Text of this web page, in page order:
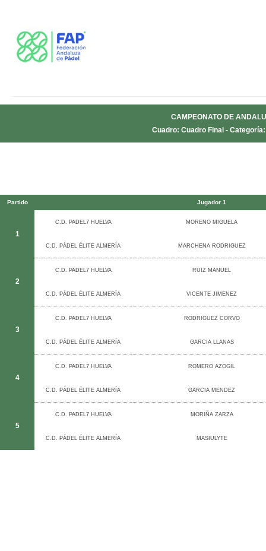
CAMPEONATO DE
Cuadro: Cuadro Final -
Partido Jugador 1
1
C.D. PADEL7 HUELVA MORENO MIGUELA
C.D. PÁDEL ÉLITE ALMERÍA MARCHENA RODRIGUEZ
2
C.D. PADEL7 HUELVA RUIZ MANUEL
C.D. PÁDEL ÉLITE ALMERÍA VICENTE JIMENEZ
3
C.D. PADEL7 HUELVA RODRIGUEZ CORVO
C.D. PÁDEL ÉLITE ALMERÍA GARCIA LLANAS
4
C.D. PADEL7 HUELVA ROMERO AZOGIL
C.D. PÁDEL ÉLITE ALMERÍA GARCIA MENDEZ
5
C.D. PADEL7 HUELVA MORIÑA ZARZA
C.D. PÁDEL ÉLITE ALMERÍA MASIULYTE